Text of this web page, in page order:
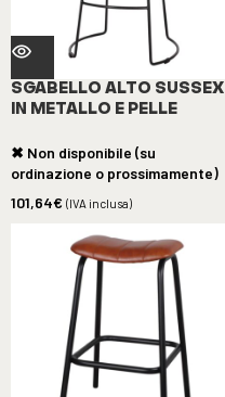
SGABELLO ALTO SUSSEX
IN METALLO E PELLE
✖ Non disponibile (su
ordinazione o prossimamente)
101,64€ (IVA inclusa)